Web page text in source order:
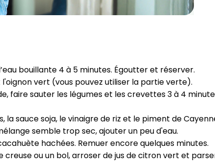
bouillante 4 à 5 minutes. Égoutter et réserver.⁣
vert (vous pouvez utiliser la partie verte).⁣
faire sauter les légumes et les crevettes 3 à 4
la sauce soja, le vinaigre de riz et le piment de
semble trop sec, ajouter un peu d'eau.⁣
hachées. Remuer encore quelques minutes.⁣
ou un bol, arroser de jus de citron vert et
performances des campagnes.
pourrons savoir si vous ouvrez les
l'heure à laquelle vous le faites
des informations sur le terminal
Je reçois mon cadeau !
Votre adresse email sera utilisée par Digital Prisma
envoyer votre newsletter contenant des offres